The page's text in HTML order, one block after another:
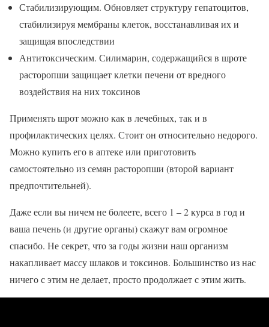
Стабилизирующим. Обновляет структуру гепатоцитов,
стабилизируя мембраны клеток, восстанавливая их и
защищая впоследствии
Антитоксическим. Силимарин, содержащийся в шроте
расторопши защищает клетки печени от вредного
воздействия на них токсинов
Применять шрот можно как в лечебных, так и в
профилактических целях. Стоит он относительно недорого.
Можно купить его в аптеке или приготовить
самостоятельно из семян расторопши (второй вариант
предпочтительней).
Даже если вы ничем не болеете, всего 1 – 2 курса в год и
ваша печень (и другие органы) скажут вам огромное
спасибо. Не секрет, что за годы жизни наш организм
накапливает массу шлаков и токсинов. Большинство из нас
ничего с этим не делает, просто продолжает с этим жить.